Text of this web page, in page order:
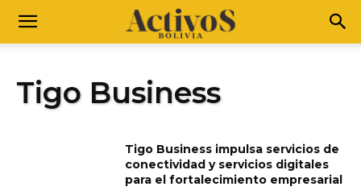
Tigo Business
Tigo Business impulsa servicios de
conectividad y servicios digitales
para el fortalecimiento empresarial